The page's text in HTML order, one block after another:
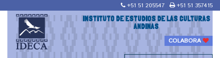
+51 51 205547 +51 51 357415
INSTITUTO DE ESTUDIOS DE LAS CULTURAS
ANDINAS
COLABORA